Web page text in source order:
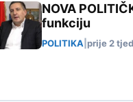
NOVA
funkciju
POLITIKA prije 2